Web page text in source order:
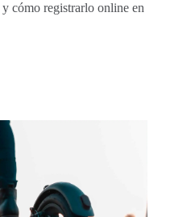
cómo registrarlo online en